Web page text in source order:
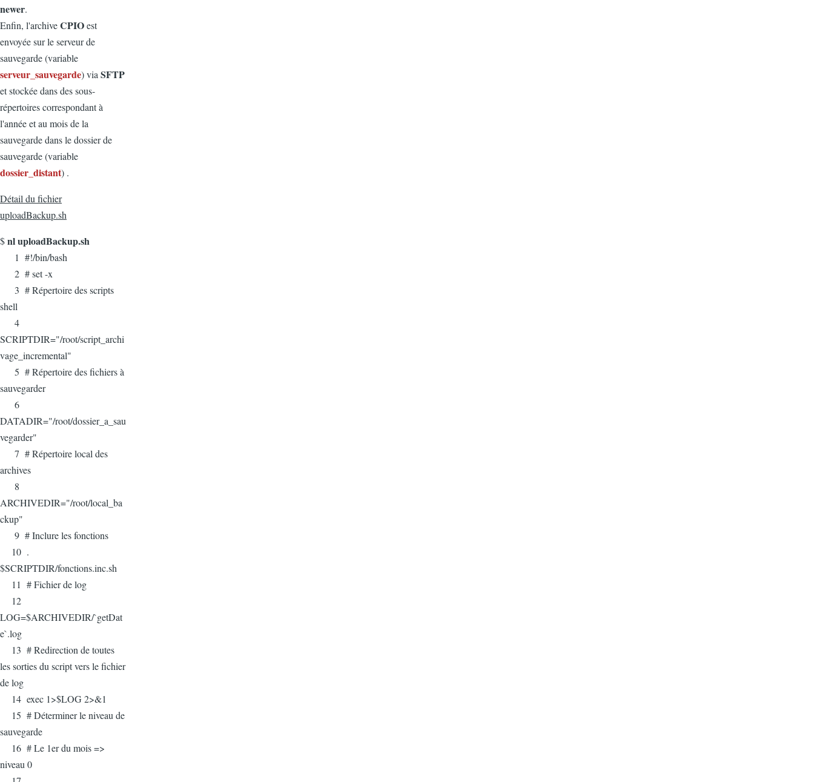
newer.
Enfin, l'archiveCPIOest
envoyée sur le serveur de
sauvegarde (variable
serveur_sauvegarde) via SFTP
et stockée dans des sous-
répertoires correspondant à
l'année et au mois de la
sauvegarde dans le dossier de
sauvegarde (variable
dossier_distant) .
Détail du fichier
uploadBackup.sh
$nl uploadBackup.sh
1 #!/bin/bash
2 # set -x
3 # Répertoire des scripts
shell
4
SCRIPTDIR="/root/script_archi
vage_incremental"
5 # Répertoire des fichiers à
sauvegarder
6
DATADIR="/root/dossier_a_sau
vegarder"
7 # Répertoire local des
archives
8
ARCHIVEDIR="/root/local_ba
ckup"
9 # Inclure les fonctions
10 .
$SCRIPTDIR/fonctions.inc.sh
11 # Fichier de log
12
LOG=$ARCHIVEDIR/`getDat
e`.log
13 # Redirection de toutes
les sorties du script vers le fichier
de log
14 exec 1>$LOG 2>&1
15 # Déterminer le niveau de
sauvegarde
16 # Le 1er du mois =>
niveau 0